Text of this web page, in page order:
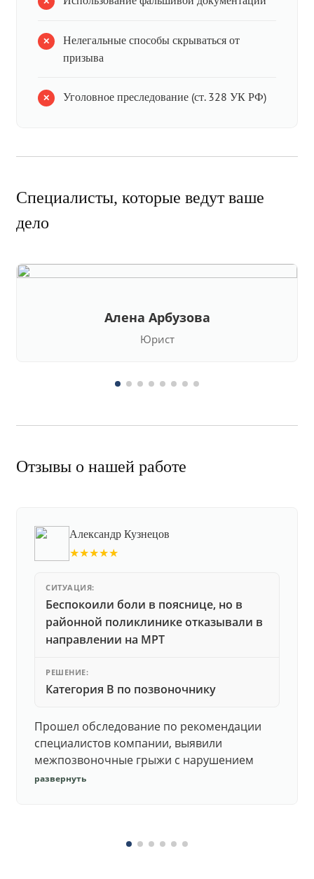
Нелегальные способы скрываться от
призыва
Уголовное преследование (ст. 328 УК РФ)
Специалисты, которые ведут ваше
дело
Алена Арбузова
Юрист
Отзывы о нашей работе
Александр Кузнецов
★★★★★
СИТУАЦИЯ:
Беспокоили боли в пояснице, но в
районной поликлинике отказывали в
направлении на МРТ
РЕШЕНИЕ:
Категория В по позвоночнику
Прошел обследование по рекомендации
специалистов компании, выявили
межпозвоночные грыжи с нарушением
функций. Юристы подготовили документы,
развернуть